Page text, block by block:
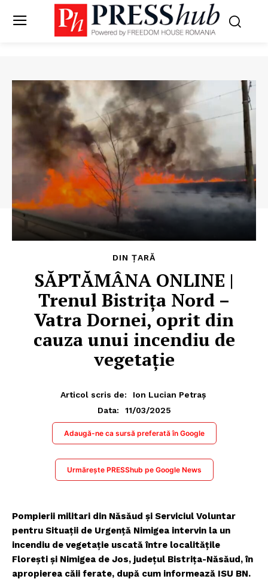
DIN ȚARĂ
SĂPTĂMÂNA ONLINE |
Trenul Bistrița Nord –
Vatra Dornei, oprit din
cauza unui incendiu de
vegetație
Articol scris de:
Ion Lucian Petraș
Data:
11/03/2025
Adaugă-ne ca sursă preferată în Google
Urmărește PRESShub pe Google News
Pompierii militari din Năsăud și Serviciul Voluntar
pentru Situații de Urgență Nimigea intervin la un
incendiu de vegetație uscată între localitățile
Florești și Nimigea de Jos, județul Bistrița-Năsăud, în
apropierea căii ferate, după cum informează ISU BN.